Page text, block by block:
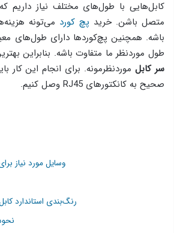
کابل‌هایی با طول‌های مختلف نیاز داریم
متصل باشن. خرید پچ کورد می‌تونه
باشه. همچنین پچ‌کوردها دارای طول‌های
طول موردنظر ما متفاوت باشه. بنابراین
سر کابلموردنظرمونه. برای انجام این کار
صحیح به کانکتورهای RJ45 وصل کنیم.
وسایل مورد نیاز
رنگ‌بندی استاندارد